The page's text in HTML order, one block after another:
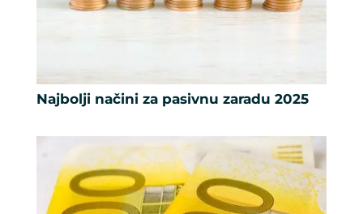
Najbolji načini za pasivnu zaradu 2025